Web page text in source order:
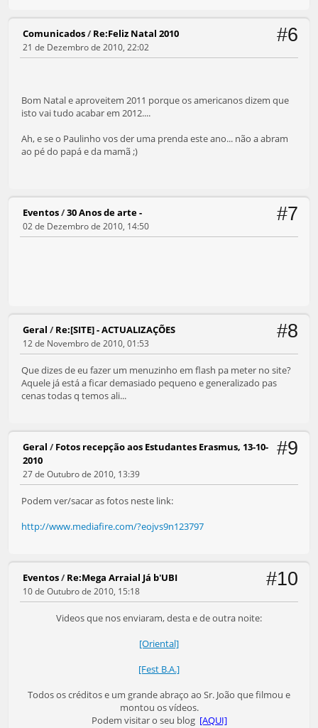
#6
Comunicados/ Re:Feliz Natal 2010
21 de Dezembro de 2010, 22:02
Bom Natal e aproveitem 2011 porque os americanos dizem que
isto vai tudo acabar em 2012....
Ah, e se o Paulinho vos der uma prenda este ano... não a abram
ao pé do papá e da mamã ;)
#7
Eventos/30 Anos de arte -
02 de Dezembro de 2010, 14:50
#8
Geral / Re:[SITE] - ACTUALIZAÇÕES
12 de Novembro de 2010, 01:53
Que dizes de eu fazer um menuzinho em flash pa meter no site?
Aquele já está a ficar demasiado pequeno e generalizado pas
cenas todas q temos ali...
#9
Geral / Fotos recepção aos Estudantes Erasmus, 13-10-
2010
27 de Outubro de 2010, 13:39
Podem ver/sacar as fotos neste link:
http://www.mediafire.com/?eojvs9n123797
#10
Eventos/ Re:Mega Arraial Já b'UBI
10 de Outubro de 2010, 15:18
Videos que nos enviaram, desta e de outra noite:
[Oriental]
[Fest B.A.]
Todos os créditos e um grande abraço ao Sr. João que filmou e
montou os vídeos.
Podem visitar o seu blog [AQUI]